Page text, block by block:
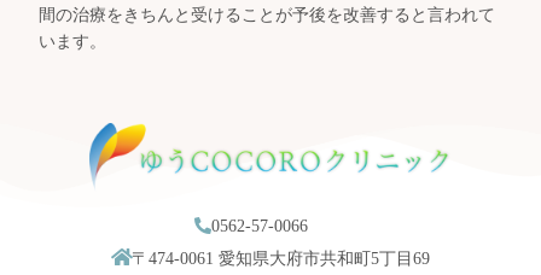
間の治療をきちんと受けることが予後を改善すると言われて
います。
0562-57-0066
〒474-0061 愛知県大府市共和町5丁目69